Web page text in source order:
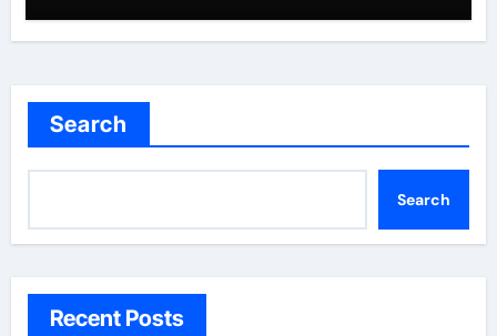
Search
Search
Recent Posts